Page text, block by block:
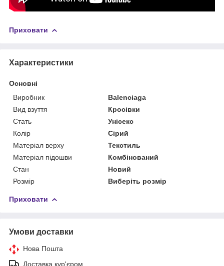
Приховати
Характеристики
Основні
Виробник
Balenciaga
Вид взуття
Кросівки
Стать
Унісекс
Колір
Сірий
Матеріал верху
Текстиль
Матеріал підошви
Комбінований
Стан
Новий
Розмір
Виберіть розмір
Приховати
Умови доставки
Нова Пошта
Доставка кур'єром